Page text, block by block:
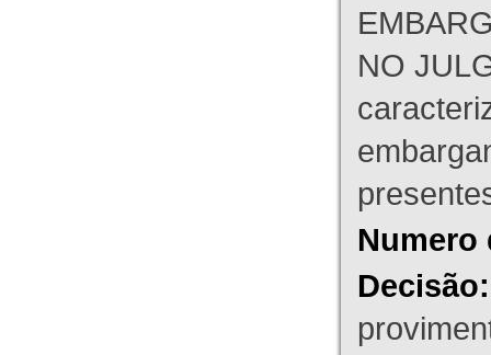
NO
Numero
Decisão: